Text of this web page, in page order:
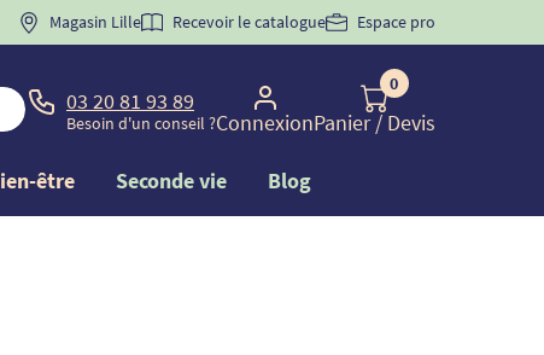
BIENVENUE" pourla 1ère commande d'incontinence
Magasin Lille Recevoir le catalogue Espace pro
03 20 81 93 89
Besoin d'un conseil ?Connexion
0
Panier/ Devis
être Seconde vie Blog